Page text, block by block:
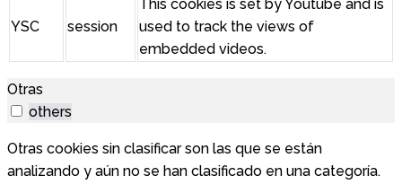
YSC session
This cookies is set by Youtube and is
used to track the views of
embedded videos.
Otras
others
Otras cookies sin clasificar son las que se están
analizando y aún no se han clasificado en una categoría.